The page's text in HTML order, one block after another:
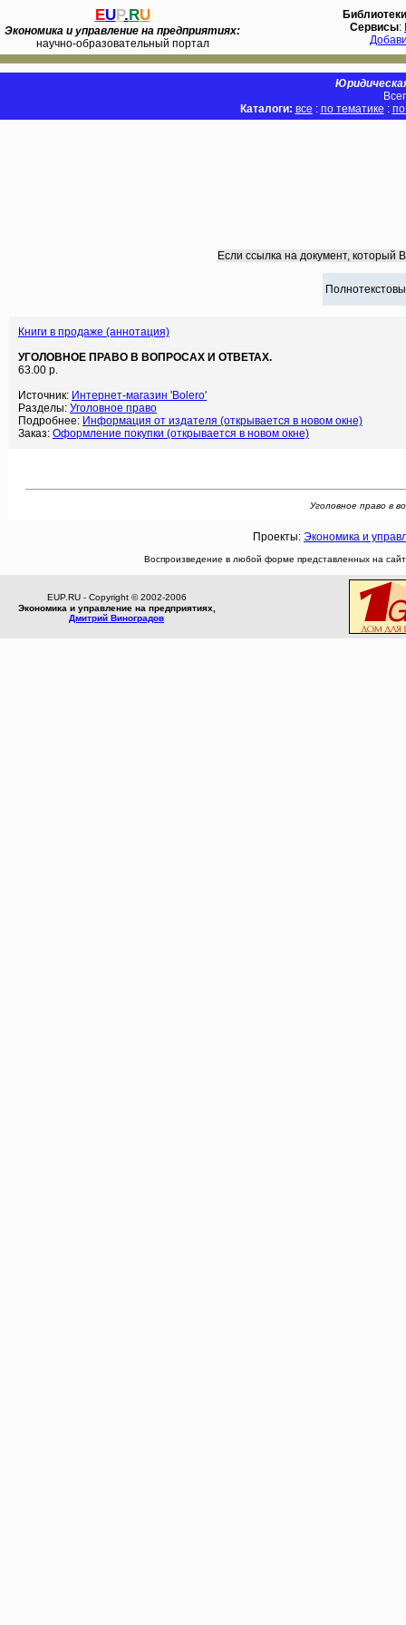
EUP.RU
Экономика и управление на предприятиях:
научно-образовательный портал
Библиотеки
Сервисы:
Каталоги: все : по тематике :
Если ссылка на документ, который
Книги в продаже (аннотация)
УГОЛОВНОЕ ПРАВО В ВОПРОСАХ И ОТВЕТАХ.
63.00 р.
Источник: Интернет-магазин 'Bolero'
Разделы: Уголовное право
Подробнее: Информация от издателя (открывается в новом окне)
Заказ: Оформление покупки (открывается в новом окне)
Уголовное право в
Проекты: Экономика и
Воспроизведение в любой форме представленных на
EUP.RU - Copyright © 2002-2006
Экономика и управление на предприятиях,
Дмитрий Виноградов